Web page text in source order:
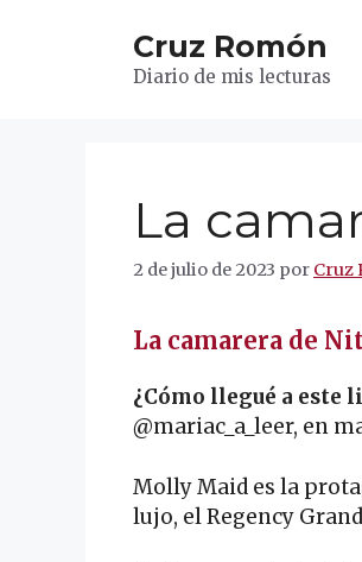
Cruz Romón
Diario de mis lecturas
La
2 de julio de 2023 por Cruz
La camarera de
¿Cómo llegué a este
@mariac_a_leer, en
Molly Maid es la
lujo, el Regency